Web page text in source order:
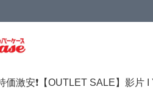
価激安❗【OUTLET SALE】 影片 I